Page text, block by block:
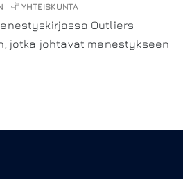
YHTEISKUNTA
Outliers
jotka johtavat menestykseen